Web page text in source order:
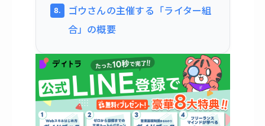
ゴウさんの主催する「ライター組
合」の概要